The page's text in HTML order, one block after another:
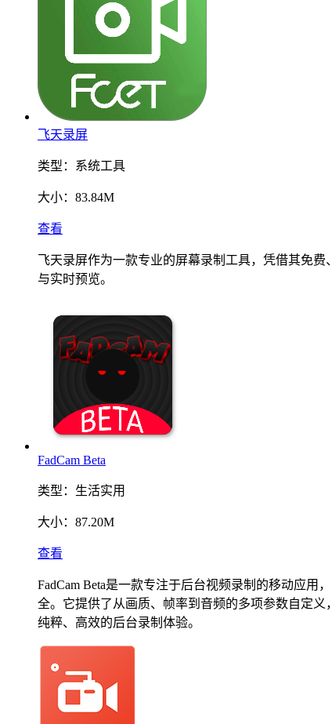
飞天录屏
类型： 系统工具
大小： 83.84M
查看
飞天录屏作为一款专业的屏幕录制工具，凭借其免
与实时预览。
FadCam Beta
类型： 生活实用
大小： 87.20M
查看
FadCam Beta是一款专注于后台视频录制的移动应
全。它提供了从画质、帧率到音频的多项参数自定
纯粹、高效的后台录制体验。